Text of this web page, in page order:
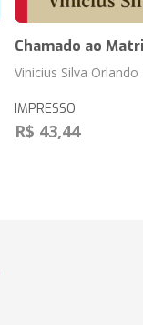
Chamado ao
Vinicius Silva Orlando
IMPRESSO
R$ 43,44